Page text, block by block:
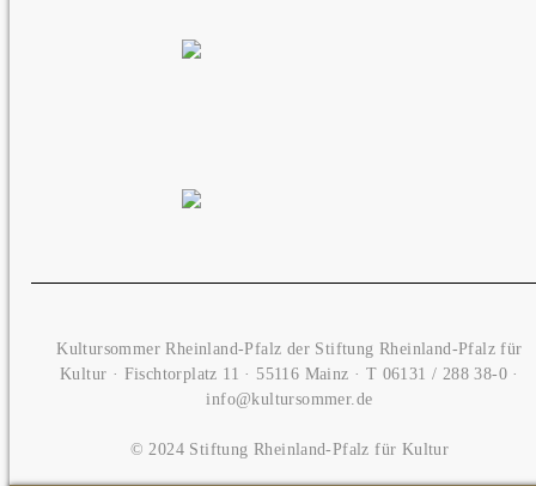
Kultursommer Rheinland-Pfalz der Stiftung Rheinland-Pfalz für
Kultur · Fischtorplatz 11 · 55116 Mainz · T 06131 / 288 38-0 ·
info@kultursommer.de
© 2024 Stiftung Rheinland-Pfalz für Kultur